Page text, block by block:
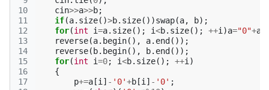
10
11
12
13
14
15
16
17
cin>>a>>b;
if(a. size()>b. size())swap(a, b);
for(int i=a. size(); i<b. size(); ++i )a="0"+a
reverse(a. begin(), a. end ());
reverse( b. begin(), b. end ());
for(int i=0; i<b. size(); ++i )
{
p+=a [i ] - '0'+b [i ] - '0' ;